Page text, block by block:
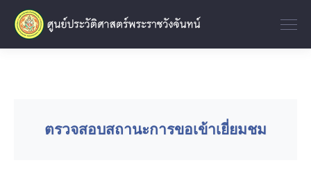
ตรวจสอบสถานะการขอเข้าเยี่ยมชม